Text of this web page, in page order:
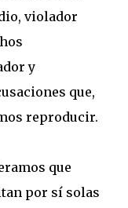
violador
y
que,
reproducir.
que
por sí solas